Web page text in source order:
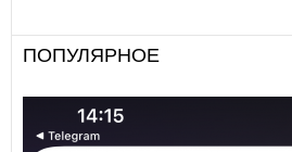
ПОПУЛЯРНОЕ